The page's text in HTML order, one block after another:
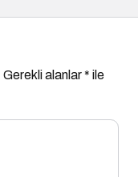
Gerekli alanlar* ile